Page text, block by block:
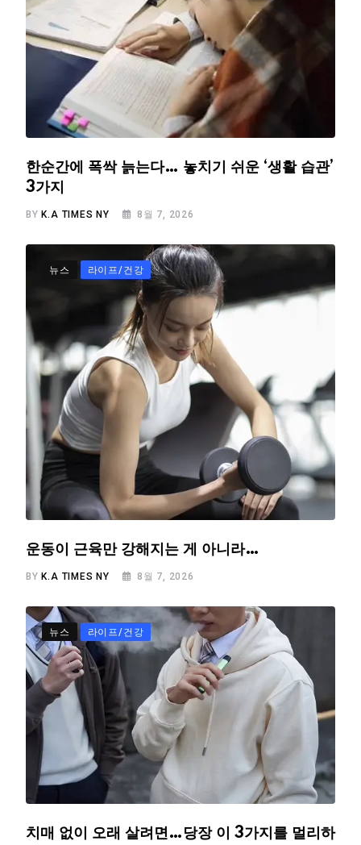
한순간에 폭싹 늙는다… 놓치기 쉬운 ‘생활 습관’
3가지
BY K.A TIMES NY 8월 7, 2026
뉴스 라이프/건강
운동이 근육만 강해지는 게 아니라…
BY K.A TIMES NY 8월 7, 2026
뉴스 라이프/건강
치매 없이 오래 살려면…당장 이 3가지를 멀리하